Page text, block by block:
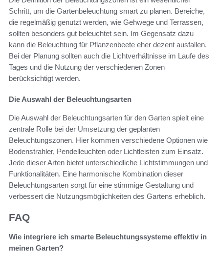
Schritt, um die Gartenbeleuchtung smart zu planen. Bereiche,
die regelmäßig genutzt werden, wie Gehwege und Terrassen,
sollten besonders gut beleuchtet sein. Im Gegensatz dazu
kann die Beleuchtung für Pflanzenbeete eher dezent ausfallen.
Bei der Planung sollten auch die Lichtverhältnisse im Laufe des
Tages und die Nutzung der verschiedenen Zonen
berücksichtigt werden.
Die Auswahl der Beleuchtungsarten
Die Auswahl der Beleuchtungsarten für den Garten spielt eine
zentrale Rolle bei der Umsetzung der geplanten
Beleuchtungszonen. Hier kommen verschiedene Optionen wie
Bodenstrahler, Pendelleuchten oder Lichtleisten zum Einsatz.
Jede dieser Arten bietet unterschiedliche Lichtstimmungen und
Funktionalitäten. Eine harmonische Kombination dieser
Beleuchtungsarten sorgt für eine stimmige Gestaltung und
verbessert die Nutzungsmöglichkeiten des Gartens erheblich.
FAQ
Wie integriere ich smarte Beleuchtungssysteme effektiv in
meinen Garten?